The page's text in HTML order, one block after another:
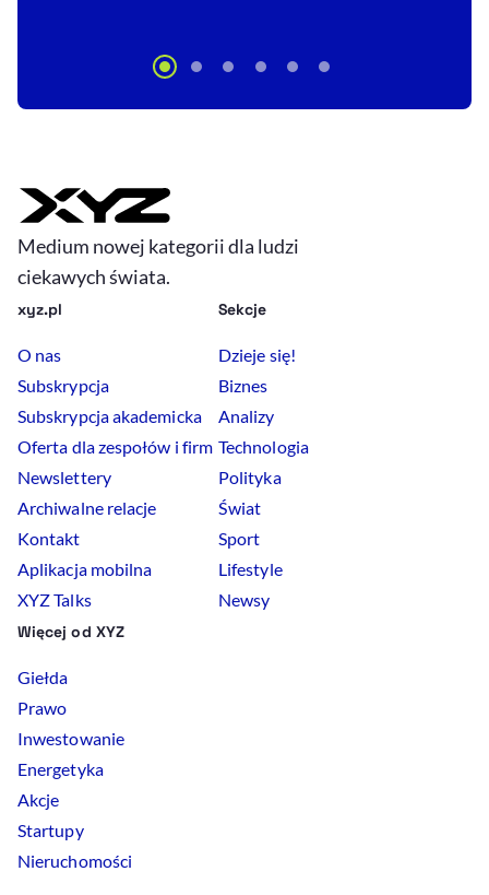
Medium nowej kategorii dla ludzi
ciekawych świata.
xyz.pl
O nas
Subskrypcja
Subskrypcja akademicka
Oferta dla zespołów i firm
Newslettery
Archiwalne relacje
Kontakt
Aplikacja mobilna
XYZ Talks
Sekcje
Dzieje się!
Biznes
Analizy
Technologia
Polityka
Świat
Sport
Lifestyle
Newsy
Więcej od XYZ
Giełda
Prawo
Inwestowanie
Energetyka
Akcje
Startupy
Nieruchomości